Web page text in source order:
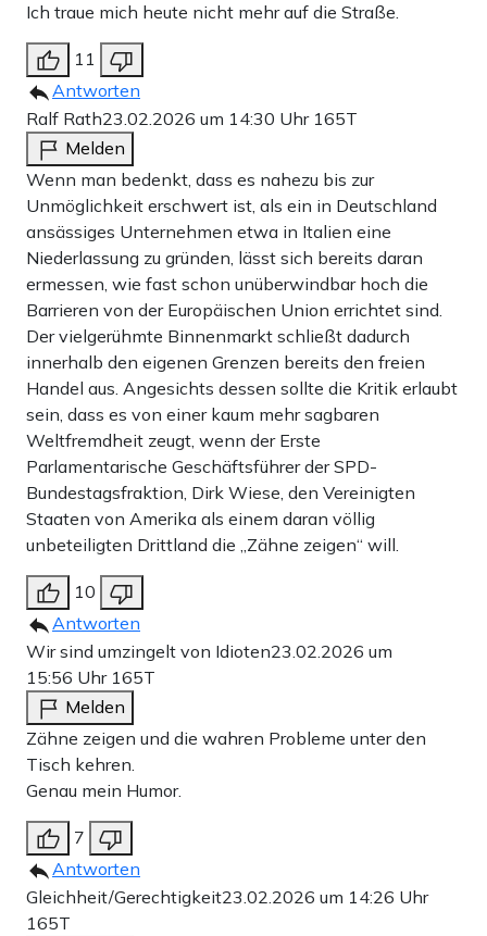
Ich traue mich heute nicht mehr auf die Straße.
11
Antworten
Ralf Rath23.02.2026 um 14:30 Uhr 165T
Melden
Wenn man bedenkt, dass es nahezu bis zur
Unmöglichkeit erschwert ist, als ein in Deutschland
ansässiges Unternehmen etwa in Italien eine
Niederlassung zu gründen, lässt sich bereits daran
ermessen, wie fast schon unüberwindbar hoch die
Barrieren von der Europäischen Union errichtet sind.
Der vielgerühmte Binnenmarkt schließt dadurch
innerhalb den eigenen Grenzen bereits den freien
Handel aus. Angesichts dessen sollte die Kritik erlaubt
sein, dass es von einer kaum mehr sagbaren
Weltfremdheit zeugt, wenn der Erste
Parlamentarische Geschäftsführer der SPD-
Bundestagsfraktion, Dirk Wiese, den Vereinigten
Staaten von Amerika als einem daran völlig
unbeteiligten Drittland die „Zähne zeigen“ will.
10
Antworten
Wir sind umzingelt von Idioten23.02.2026 um
15:56 Uhr 165T
Melden
Zähne zeigen und die wahren Probleme unter den
Tisch kehren.
Genau mein Humor.
7
Antworten
Gleichheit/Gerechtigkeit23.02.2026 um 14:26 Uhr
165T